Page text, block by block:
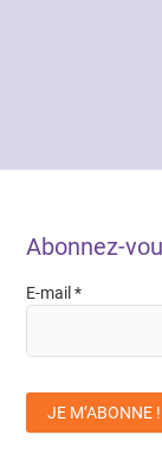
Abonnez-
E-mail *